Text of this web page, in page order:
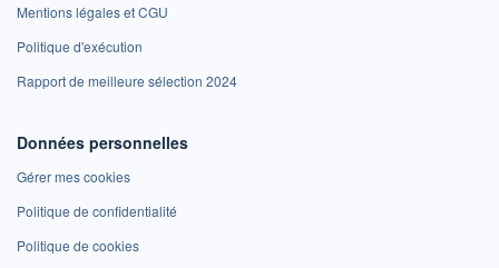
Mentions légales et CGU
Politique d'exécution
Rapport de meilleure sélection 2024
Données personnelles
Gérer mes cookies
Politique de confidentialité
Politique de cookies